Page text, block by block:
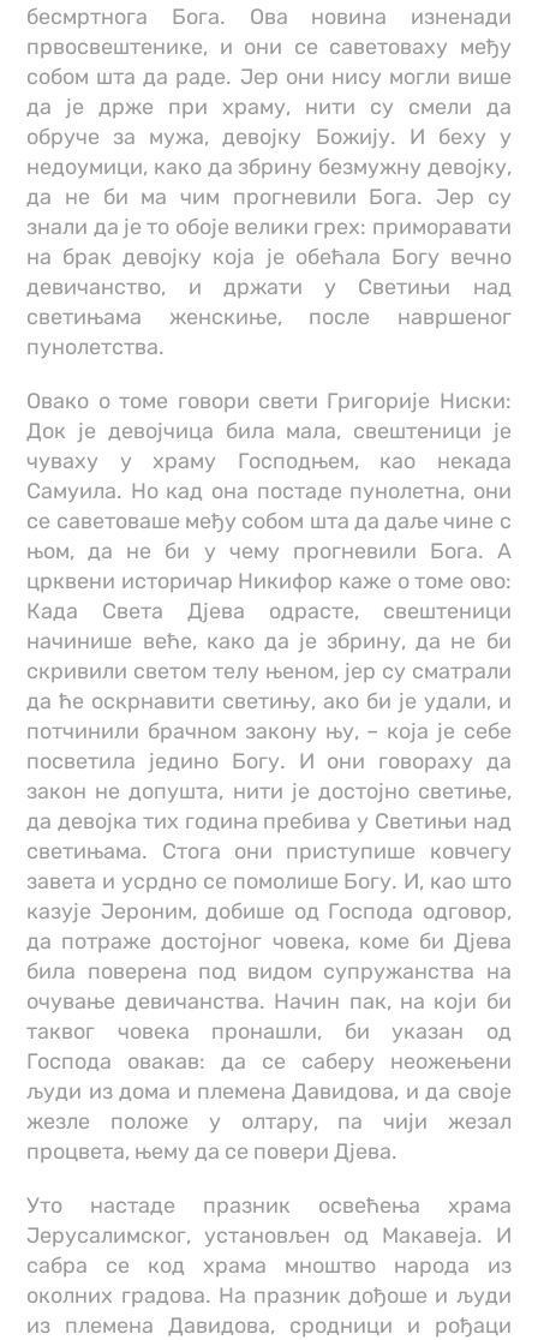
бесмртнога Бога. Ова новина изненади
првосвештенике, и они се саветоваху међу
собом шта да раде. Јер они нису могли више
да је држе при храму, нити су смели да
обруче за мужа, девојку Божију. И беху у
недоумици, како да збрину безмужну девојку,
да не би ма чим прогневили Бога. Јер су
знали да је то обоје велики грех: приморавати
на брак девојку која је обећала Богу вечно
девичанство, и држати у Светињи над
светињама женскиње, после навршеног
пунолетства.
Овако о томе говори свети Григорије Ниски:
Док је девојчица била мала, свештеници је
чуваху у храму Господњем, као некада
Самуила. Но кад она постаде пунолетна, они
се саветоваше међу собом шта да даље чине с
њом, да не би у чему прогневили Бога. А
црквени историчар Никифор каже о томе ово:
Када Света Дјева одрасте, свештеници
начинише веће, како да је збрину, да не би
скривили светом телу њеном, јер су сматрали
да ће оскрнавити светињу, ако би је удали, и
потчинили брачном закону њу, – која је себе
посветила једино Богу. И они говораху да
закон не допушта, нити је достојно светиње,
да девојка тих година пребива у Светињи над
светињама. Стога они приступише ковчегу
завета и усрдно се помолише Богу. И, као што
казује Јероним, добише од Господа одговор,
да потраже достојног човека, коме би Дјева
била поверена под видом супружанства на
очување девичанства. Начин пак, на који би
таквог човека пронашли, би указан од
Господа овакав: да се саберу неожењени
људи из дома и племена Давидова, и да своје
жезле положе у олтару, па чији жезал
процвета, њему да се повери Дјева.
Уто настаде празник освећења храма
Јерусалимског, установљен од Макавеја. И
сабра се код храма мноштво народа из
околних градова. На празник дођоше и људи
из племена Давидова, сродници и рођаци